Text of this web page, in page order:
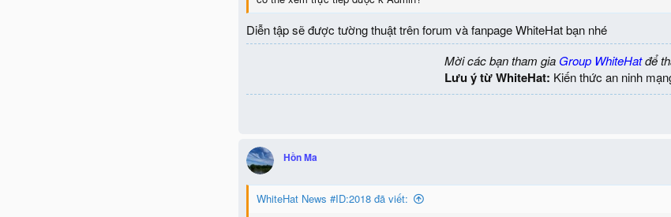
Diễn tập sẽ được tường thuật trên forum và fanpage WhiteHat bạn nhé
Mời các bạn tham gia Group WhiteHatđể
Lưu ý từ WhiteHat: Kiến thức an ninh
Hồn Ma
WhiteHat News #ID:2018 đã viết: